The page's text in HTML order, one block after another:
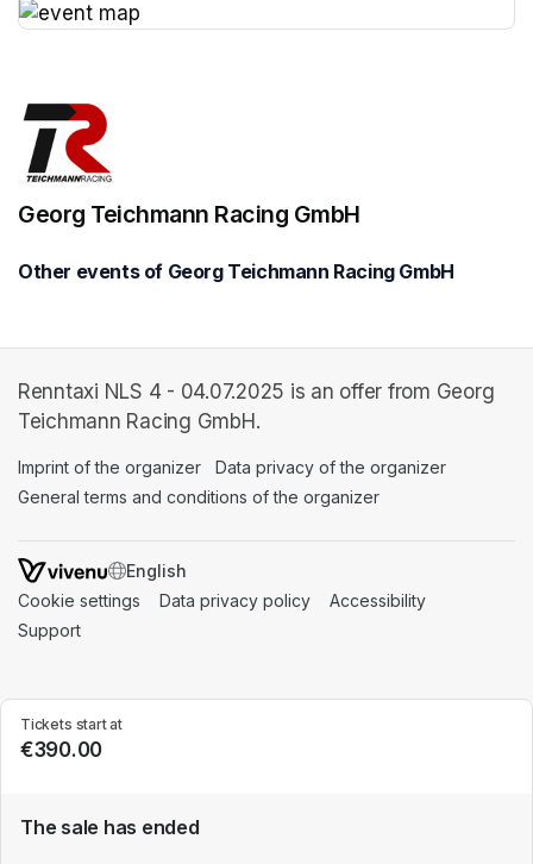
Tickets start at
€390.00
The sale has ended
Georg Teichmann Racing GmbH
Other events of Georg Teichmann Racing GmbH
Renntaxi NLS 4 - 04.07.2025 is an offer from Georg
Teichmann Racing GmbH.
Imprint of the organizer (opens in a new tab)
Data privacy of the organizer
General terms and conditions of the organizer
SWITCH LANGUAGE
Cookie settings (opens in a new tab)
Data privacy policy (opens in a new tab)
Accessibility
Support